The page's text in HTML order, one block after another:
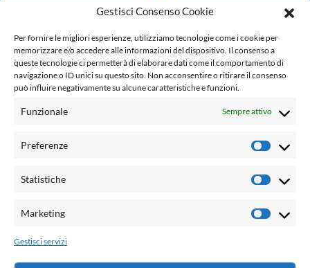
Gestisci Consenso Cookie
Per fornire le migliori esperienze, utilizziamo tecnologie come i cookie per
memorizzare e/o accedere alle informazioni del dispositivo. Il consenso a
queste tecnologie ci permetterà di elaborare dati come il comportamento di
navigazione o ID unici su questo sito. Non acconsentire o ritirare il consenso
può influire negativamente su alcune caratteristiche e funzioni.
Funzionale Sempre attivo
Preferenze
Statistiche
Marketing
Gestisci servizi
www.laletteraturaenoi.it
fondato da Romano Luperini
Questo blog non rappresenta una testata giornalistica in
quanto viene aggiornato senza alcuna periodicità. Non può
legge n° 62 del 7.03.2001. L'autore non è responsabile per
email:
Grafica e web:Salvatore Leto